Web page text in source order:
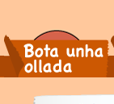
Bota unha ollada